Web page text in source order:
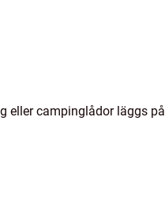
eller campinglådor läggs på